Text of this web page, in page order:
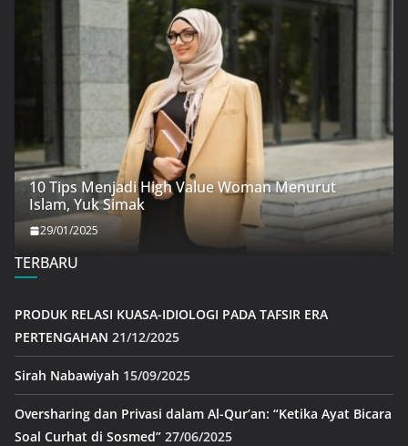
10 Tips Menjadi High Value Woman Menurut
Islam, Yuk Simak
29/01/2025
TERBARU
PRODUK RELASI KUASA-IDIOLOGI PADA TAFSIR ERA
PERTENGAHAN 21/12/2025
Sirah Nabawiyah 15/09/2025
Oversharing dan Privasi dalam Al-Qur’an: “Ketika Ayat Bicara
Soal Curhat di Sosmed” 27/06/2025